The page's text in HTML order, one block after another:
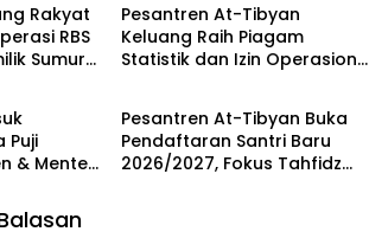
Rakyat
RBS
Sumur
Pesantren At-Tibyan
Keluang Raih Piagam
Statistik dan Izin Operasional
Puji
& Menteri
Musi Banyuasin
Pesantren At-Tibyan Buka
Pendaftaran Santri Baru
2026/2027, Fokus Tahfidz